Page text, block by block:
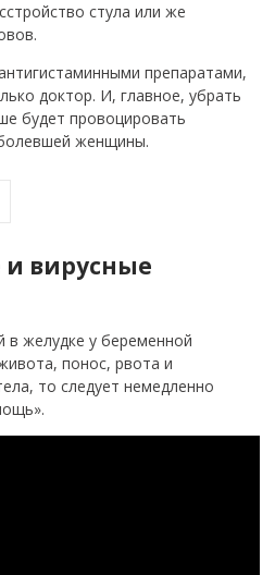
стула или же
препаратами,
доктор. И, главное, убрать
будет провоцировать
женщины.
вирусные
в желудке у беременной
понос, рвота и
то следует немедленно